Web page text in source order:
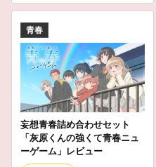
青春
妄想青春詰め合わせセット
「灰原くんの強くて青春ニュ
ーゲーム」レビュー